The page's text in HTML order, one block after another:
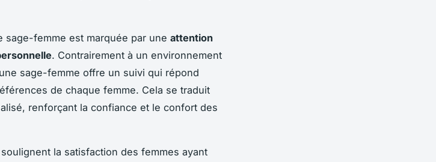
sage-femme est marquée par une attention
. Contrairement à un environnement
sage-femme offre un suivi qui répond
de chaque femme. Cela se traduit
renforçant la confiance et le confort des
la satisfaction des femmes ayant